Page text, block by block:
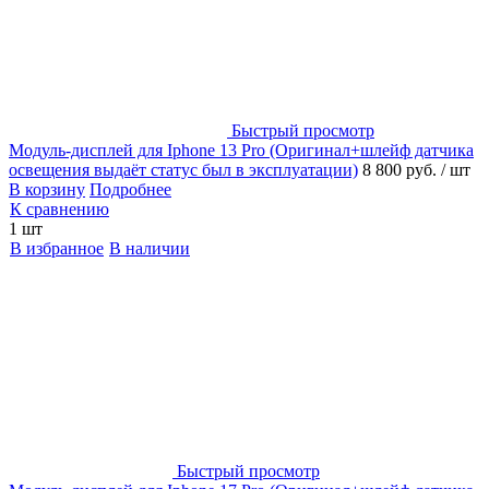
Быстрый просмотр
Модуль-дисплей для Iphone 13 Pro (Оригинал+шлейф датчика
освещения выдаёт статус был в эксплуатации) 8 800 руб. / шт
В корзину Подробнее
К сравнению
1 шт
В избранное В наличии
Быстрый просмотр